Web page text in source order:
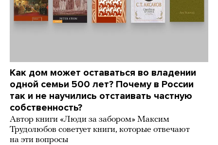
Как дом может оставаться во владении
одной семьи 500 лет? Почему в России
так и не научились отстаивать частную
собственность?
Автор книги «Люди за забором» Максим
Трудолюбов советует книги, которые отвечают
на эти вопросы